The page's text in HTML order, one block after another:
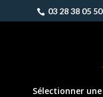
03 28 38 05 50
Sélectionner